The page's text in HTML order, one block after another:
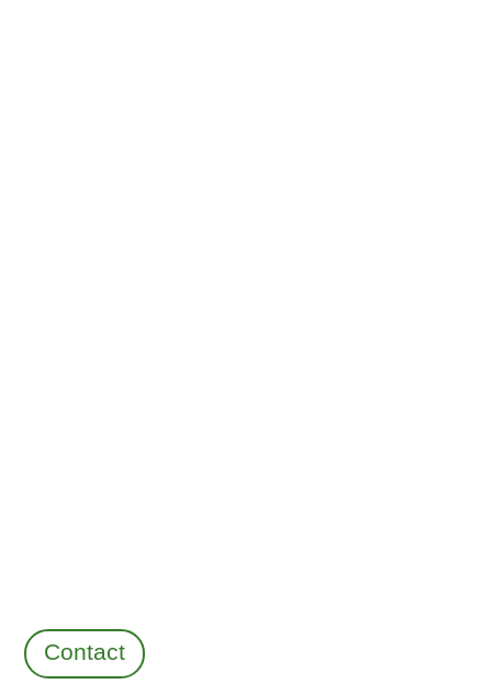
Contact